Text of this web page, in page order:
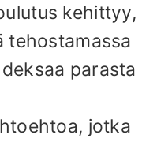
kehittyy,
tehostamassa
parasta
jotka